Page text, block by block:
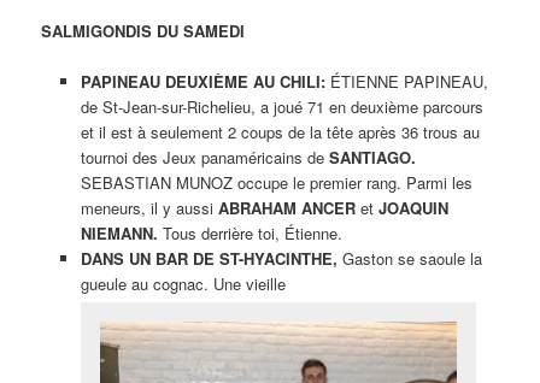
SALMIGONDIS DU SAMEDI
PAPINEAU DEUXIÈME AU CHILI:ÉTIENNE PAPINEAU,
de St-Jean-sur-Richelieu, a joué 71 en deuxième parcours
et il est à seulement 2 coups de la tête après 36 trous au
tournoi des Jeux panaméricains de SANTIAGO.
SEBASTIAN MUNOZ occupe le premier rang. Parmi les
meneurs, il y aussi ABRAHAM ANCERet JOAQUIN
NIEMANN. Tous derrière toi, Étienne.
DANS UN BAR DE ST-HYACINTHE, Gaston se saoule la
gueule au cognac. Une vieille